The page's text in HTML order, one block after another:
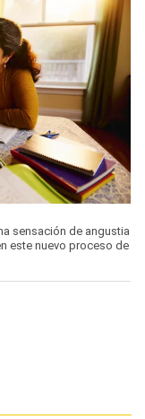
sensación de angustia
este nuevo proceso de